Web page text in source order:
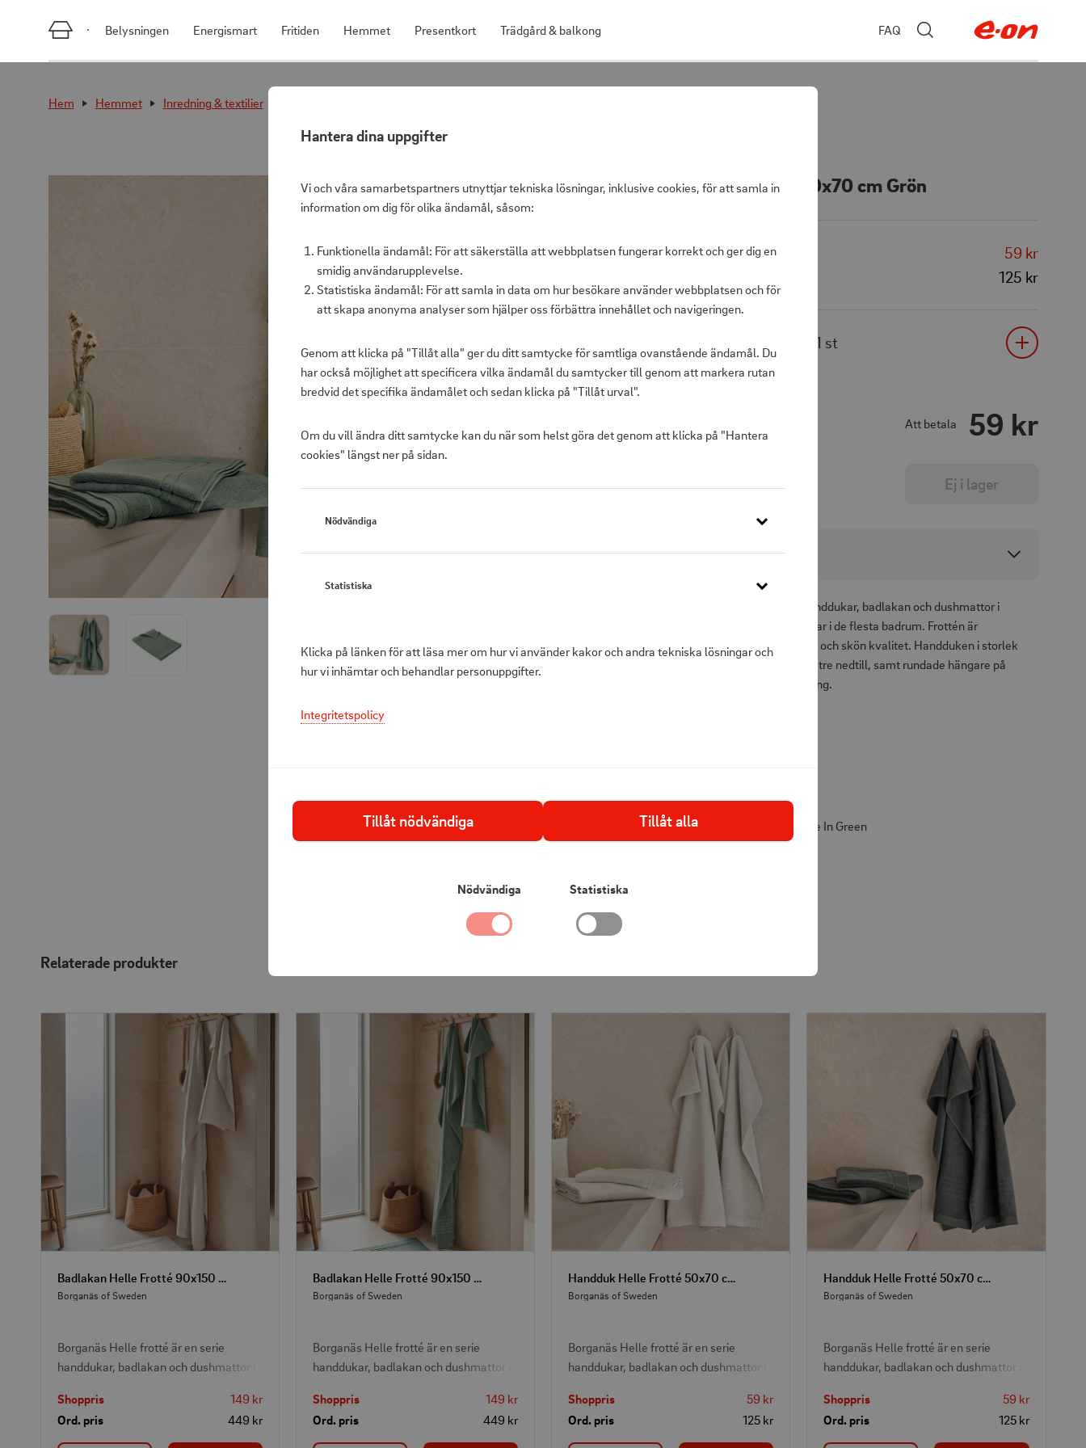
Hantera dina uppgifter
Vi och våra samarbetspartners utnyttjar tekniska lösningar, inklusive cookies, för att samla in
information om dig för olika ändamål, såsom:
Funktionella ändamål: För att säkerställa att webbplatsen fungerar korrekt och ger dig en
smidig användarupplevelse.
Statistiska ändamål: För att samla in data om hur besökare använder webbplatsen och för
att skapa anonyma analyser som hjälper oss förbättra innehållet och navigeringen.
Genom att klicka på "Tillåt alla" ger du ditt samtycke för samtliga ovanstående ändamål. Du
har också möjlighet att specificera vilka ändamål du samtycker till genom att markera rutan
bredvid det specifika ändamålet och sedan klicka på "Tillåt urval".
Om du vill ändra ditt samtycke kan du när som helst göra det genom att klicka på "Hantera
cookies" längst ner på sidan.
Nödvändiga
Statistiska
Klicka på länken för att läsa mer om hur vi använder kakor och andra tekniska lösningar och
hur vi inhämtar och behandlar personuppgifter.
Integritetspolicy
Tillåt nödvändiga Tillåt alla
Nödvändiga Statistiska
Belysningen Energismart Fritiden Hemmet Presentkort Trädgård & balkong FAQ
Hem Hemmet Inredning & textilier
Handduk Helle Frotté 50x70 cm Grön
Shoppris
59 kr
125 kr
1 st
Att betala 59 kr
Ej i lager
Produktbeskrivning
Borganäs Helle frotté är en serie handdukar, badlakan och dushmattor i
stilren och modern design som passar i de flesta badrum. Frottén är
tillverkad av 100% bomull i en mjuk och skön kvalitet. Handduken i storlek
50x70 cm har två bårder upptill och tre nedtill, samt rundade hängare på
båda kortsidor för smidig upphängning.
Material: 100% bomull
Certifikationer: OEKO-TEX Made In Green
Relaterade produkter
Badlakan Helle Frotté 90x150 cm Sand
Borganäs of Sweden
Borganäs Helle frotté är en serie
handdukar, badlakan och dushmattor i
de flesta badrum. Frottén är tillverkad
av 100% bomull i en mjuk och skön
kvalitet. Badlakan i storlek 90x150 cm
Shoppris
149 kr
Ord. pris
449 kr
Badlakan Helle Frotté 90x150 cm Grön
Borganäs of Sweden
Borganäs Helle frotté är en serie
handdukar, badlakan och dushmattor i
de flesta badrum. Frottén är tillverkad
av 100% bomull i en mjuk och skön
kvalitet. Badlakan i storlek 90x150 cm
Shoppris
149 kr
Ord. pris
449 kr
Handduk Helle Frotté 50x70 cm Sand
Borganäs of Sweden
Borganäs Helle frotté är en serie
handdukar, badlakan och dushmattor i
de flesta badrum. Frottén är tillverkad
av 100% bomull i en mjuk och skön
kvalitet. Handduken i storlek 50x70 cm
Shoppris
59 kr
Ord. pris
125 kr
Handduk Helle Frotté 50x70 cm Grå
Borganäs of Sweden
Borganäs Helle frotté är en serie
handdukar, badlakan och dushmattor i
de flesta badrum. Frottén är tillverkad
av 100% bomull i en mjuk och skön
kvalitet. Handduken i storlek 50x70 cm
Shoppris
59 kr
Ord. pris
125 kr